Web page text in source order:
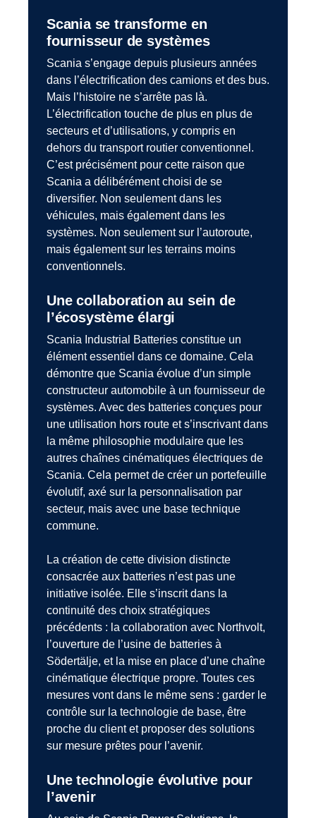
Scania se transforme en
fournisseur de systèmes
Scania s’engage depuis plusieurs années
dans l’électrification des camions et des bus.
Mais l’histoire ne s’arrête pas là.
L’électrification touche de plus en plus de
secteurs et d’utilisations, y compris en
dehors du transport routier conventionnel.
C’est précisément pour cette raison que
Scania a délibérément choisi de se
diversifier. Non seulement dans les
véhicules, mais également dans les
systèmes. Non seulement sur l’autoroute,
mais également sur les terrains moins
conventionnels.
Une collaboration au sein de
l’écosystème élargi
Scania Industrial Batteries constitue un
élément essentiel dans ce domaine. Cela
démontre que Scania évolue d’un simple
constructeur automobile à un fournisseur de
systèmes. Avec des batteries conçues pour
une utilisation hors route et s’inscrivant dans
la même philosophie modulaire que les
autres chaînes cinématiques électriques de
Scania. Cela permet de créer un portefeuille
évolutif, axé sur la personnalisation par
secteur, mais avec une base technique
commune.
La création de cette division distincte
consacrée aux batteries n’est pas une
initiative isolée. Elle s’inscrit dans la
continuité des choix stratégiques
précédents : la collaboration avec Northvolt,
l’ouverture de l’usine de batteries à
Södertälje, et la mise en place d’une chaîne
cinématique électrique propre. Toutes ces
mesures vont dans le même sens : garder le
contrôle sur la technologie de base, être
proche du client et proposer des solutions
sur mesure prêtes pour l’avenir.
Une technologie évolutive pour
l’avenir